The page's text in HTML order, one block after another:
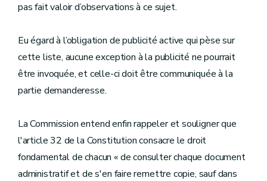
pas fait valoir d’observations à ce sujet.
Eu égard à l’obligation de publicité active qui pèse sur
cette liste, aucune exception à la publicité ne pourrait
être invoquée, et celle-ci doit être communiquée à la
partie demanderesse.
La Commission entend enfin rappeler et souligner que
l'article 32 de la Constitution consacre le droit
fondamental de chacun « de consulter chaque document
administratif et de s'en faire remettre copie, sauf dans